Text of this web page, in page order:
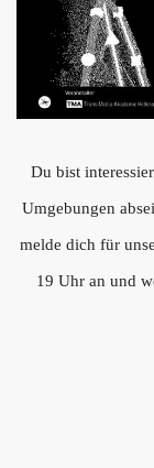
Du bist
Umgebungen
melde dich für
19 Uhr an und